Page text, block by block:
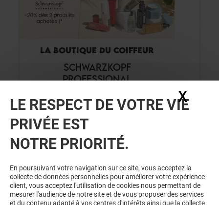
LA BOUTIQUE DU COIFFEUR
SCHWARZKOPF
PROFESSIONAL
Valable du 01/08/26 au 31/08/26
VOIR LE DETAIL
LE RESPECT DE VOTRE VIE
PRIVÉE EST
NOTRE PRIORITÉ.
En poursuivant votre navigation sur ce site, vous acceptez la
collecte de données personnelles pour améliorer votre expérience
client, vous acceptez l'utilisation de cookies nous permettant de
mesurer l'audience de notre site et de vous proposer des services
et du contenu adapté à vos centres d'intérêts ainsi que la collecte
X